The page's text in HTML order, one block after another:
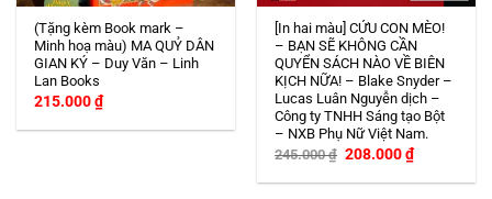
(Tặng kèm Book mark –
Minh hoạ màu) MA QUỶ DÂN
GIAN KÝ – Duy Văn – Linh
Lan Books
215.000₫
[In hai màu] CỨU CON MÈO!
– BẠN SẼ KHÔNG CẦN
QUYỂN SÁCH NÀO VỀ BIÊN
KỊCH NỮA! – Blake Snyder –
Lucas Luân Nguyễn dịch –
Công ty TNHH Sáng tạo Bột
– NXB Phụ Nữ Việt Nam.
245.000₫ Giá
là:
208.000₫Giá
hiện
tại